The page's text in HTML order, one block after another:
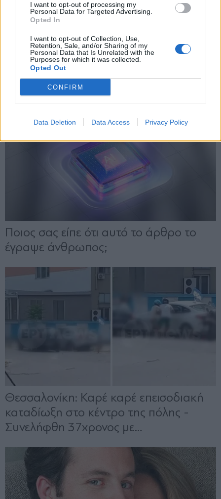
I want to opt-out of processing my
Personal Data for Targeted Advertising.
Opted In
I want to opt-out of Collection, Use,
Retention, Sale, and/or Sharing of my
Personal Data that Is Unrelated with the
Purposes for which it was collected.
Opted Out
CONFIRM
Data Deletion Data Access Privacy Policy
X